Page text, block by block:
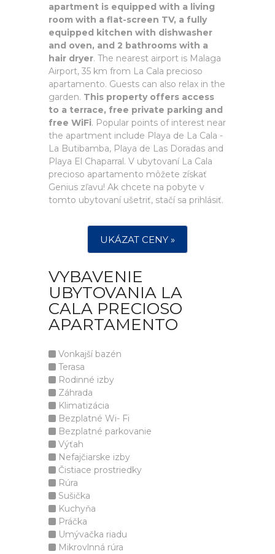
apartment is equipped with a living
room with a flat-screen TV, a fully
equipped kitchen with dishwasher
and oven, and 2 bathrooms with a
hair dryer. The nearest airport is Malaga
Airport, 35 km from La Cala precioso
apartamento. Guests can also relax in the
garden. This property offers access
to a terrace, free private parking and
free WiFi. Popular points of interest near
the apartment include Playa de La Cala -
La Butibamba, Playa de Las Doradas and
Playa El Chaparral. V ubytovaní La Cala
precioso apartamento môžete získať
Genius zľavu! Ak chcete na pobyte v
tomto ubytovaní ušetriť, stačí sa prihlásiť.
UKÁZAT CENY »
VYBAVENIE
UBYTOVANIA LA
CALA PRECIOSO
APARTAMENTO
Vonkajší bazén
Terasa
Rodinné izby
Záhrada
Klimatizácia
Bezplatné Wi- Fi
Bezplatné parkovanie
Výťah
Nefajčiarske izby
Čistiace prostriedky
Rúra
Sušička
Kuchyňa
Práčka
Umývačka riadu
Mikrovlnná rúra